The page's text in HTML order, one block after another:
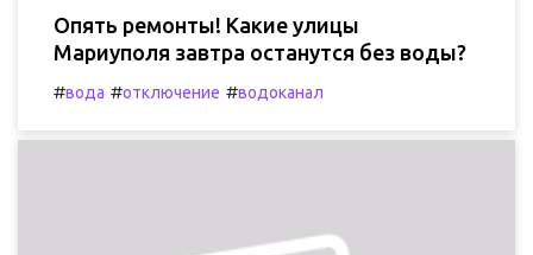
Опять ремонты! Какие улицы
Мариуполя завтра останутся без воды?
#вода #отключение #водоканал